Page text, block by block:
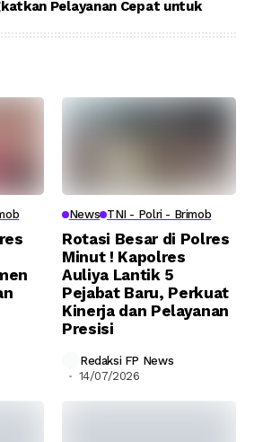
Pelayanan Cepat untuk
News TNI - Polri - Brimob
Rotasi Besar di Polres
Minut ! Kapolres
Auliya Lantik 5
Pejabat Baru, Perkuat
Kinerja dan Pelayanan
Presisi
Redaksi FP News
14/07/2026